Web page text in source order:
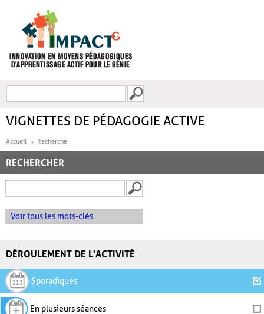
FORMULAIRE DE
VIGNETTES DE PÉDAGOGIE ACTIVE
Accueil Recherche
RECHERCHER
Voir tous les mots-clés
DÉROULEMENT DE L'ACTIVITÉ
Sporadiques
En plusieurs séances